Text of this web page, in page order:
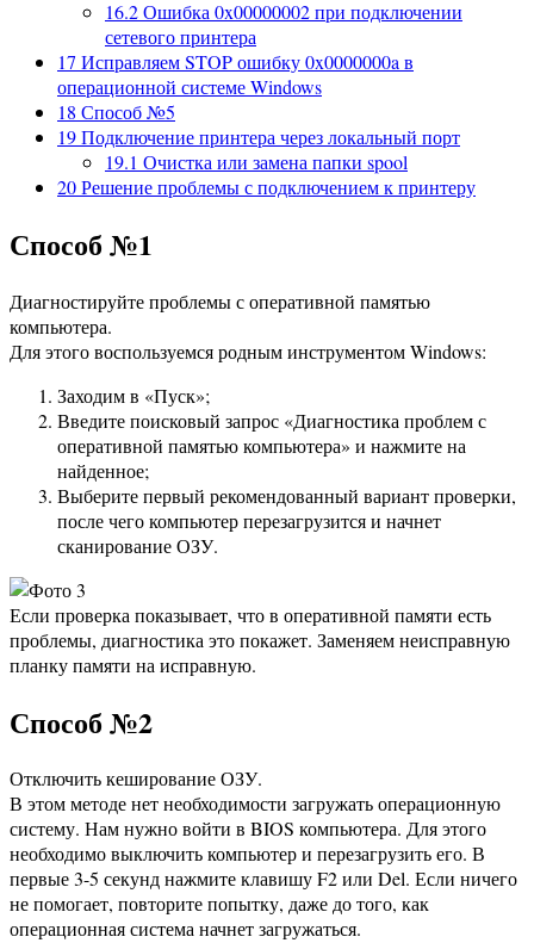
16.2Ошибка 0x00000002 при подключении
сетевого принтера
17 Исправляем STOP ошибку 0x0000000a в
операционной системе Windows
18 Способ №5
19Подключение принтера через локальный порт
19.1 Очистка или замена папки spool
20Решение проблемы с подключением к принтеру
Способ №1
Диагностируйте проблемы с оперативной памятью
компьютера.
Для этого воспользуемся родным инструментом Windows:
Заходим в «Пуск»;
Введите поисковый запрос «Диагностика проблем с
оперативной памятью компьютера» и нажмите на
найденное;
Выберите первый рекомендованный вариант проверки,
после чего компьютер перезагрузится и начнет
сканирование ОЗУ.
Если проверка показывает, что в оперативной памяти есть
проблемы, диагностика это покажет. Заменяем неисправную
планку памяти на исправную.
Способ №2
Отключить кеширование ОЗУ.
В этом методе нет необходимости загружать операционную
систему. Нам нужно войти в BIOS компьютера. Для этого
необходимо выключить компьютер и перезагрузить его. В
первые 3-5 секунд нажмите клавишу F2 или Del. Если ничего
не помогает, повторите попытку, даже до того, как
операционная система начнет загружаться.